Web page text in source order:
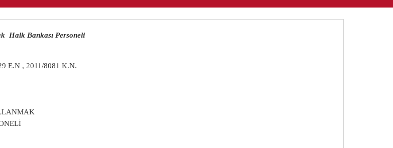
Halk Bankası Personeli
E.N , 2011/8081 K.N.